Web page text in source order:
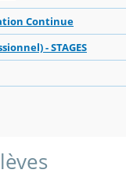
Continue
- STAGES